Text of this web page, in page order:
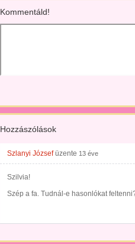
Kommentáld!
Hozzászólások
Szlanyi Józsefüzente 13 éve
Szilvia!
Szép a fa. Tudnál-e hasonlókat